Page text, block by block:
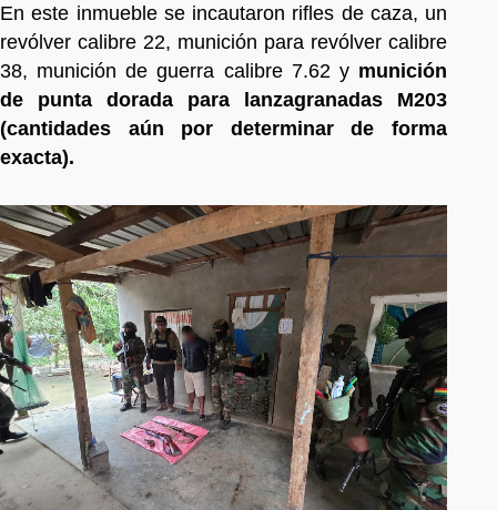
En este inmueble se incautaron rifles de caza, un
revólver calibre 22, munición para revólver calibre
38, munición de guerra calibre 7.62 ymunición
de punta dorada para lanzagranadas M203
(cantidades aún por determinar de forma
exacta).